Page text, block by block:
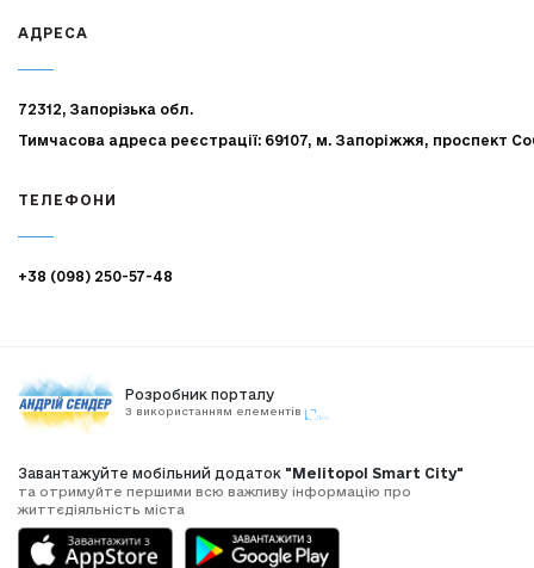
АДРЕСА
72312, Запорізька обл.
Тимчасова адреса реєстрації: 69107, м. Запоріжжя, проспект
ТЕЛЕФОНИ
+38 (098) 250-57-48
Розробник порталу
З використанням елементів
Завантажуйте мобільний додаток "Melitopol Smart City"
та отримуйте першими всю важливу інформацію про
життєдіяльність міста